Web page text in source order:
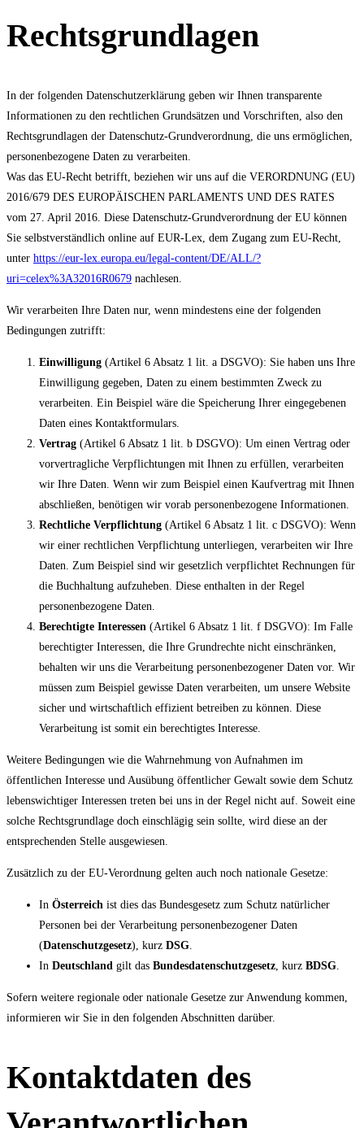
Rechtsgrundlagen
In der folgenden Datenschutzerklärung geben wir Ihnen transparente
Informationen zu den rechtlichen Grundsätzen und Vorschriften, also den
Rechtsgrundlagen der Datenschutz-Grundverordnung, die uns ermöglichen,
personenbezogene Daten zu verarbeiten.
Was das EU-Recht betrifft, beziehen wir uns auf die VERORDNUNG (EU)
2016/679 DES EUROPÄISCHEN PARLAMENTS UND DES RATES
vom 27. April 2016. Diese Datenschutz-Grundverordnung der EU können
Sie selbstverständlich online auf EUR-Lex, dem Zugang zum EU-Recht,
unter https://eur-lex.europa.eu/legal-content/DE/ALL/?
uri=celex%3A32016R0679 nachlesen.
Wir verarbeiten Ihre Daten nur, wenn mindestens eine der folgenden
Bedingungen zutrifft:
Einwilligung (Artikel 6 Absatz 1 lit. a DSGVO): Sie haben uns Ihre
Einwilligung gegeben, Daten zu einem bestimmten Zweck zu
verarbeiten. Ein Beispiel wäre die Speicherung Ihrer eingegebenen
Daten eines Kontaktformulars.
Vertrag (Artikel 6 Absatz 1 lit. b DSGVO): Um einen Vertrag oder
vorvertragliche Verpflichtungen mit Ihnen zu erfüllen, verarbeiten
wir Ihre Daten. Wenn wir zum Beispiel einen Kaufvertrag mit Ihnen
abschließen, benötigen wir vorab personenbezogene Informationen.
Rechtliche Verpflichtung (Artikel 6 Absatz 1 lit. c DSGVO): Wenn
wir einer rechtlichen Verpflichtung unterliegen, verarbeiten wir Ihre
Daten. Zum Beispiel sind wir gesetzlich verpflichtet Rechnungen für
die Buchhaltung aufzuheben. Diese enthalten in der Regel
personenbezogene Daten.
Berechtigte Interessen (Artikel 6 Absatz 1 lit. f DSGVO): Im Falle
berechtigter Interessen, die Ihre Grundrechte nicht einschränken,
behalten wir uns die Verarbeitung personenbezogener Daten vor. Wir
müssen zum Beispiel gewisse Daten verarbeiten, um unsere Website
sicher und wirtschaftlich effizient betreiben zu können. Diese
Verarbeitung ist somit ein berechtigtes Interesse.
Weitere Bedingungen wie die Wahrnehmung von Aufnahmen im
öffentlichen Interesse und Ausübung öffentlicher Gewalt sowie dem Schutz
lebenswichtiger Interessen treten bei uns in der Regel nicht auf. Soweit eine
solche Rechtsgrundlage doch einschlägig sein sollte, wird diese an der
entsprechenden Stelle ausgewiesen.
Zusätzlich zu der EU-Verordnung gelten auch noch nationale Gesetze:
In Österreich ist dies das Bundesgesetz zum Schutz natürlicher
Personen bei der Verarbeitung personenbezogener Daten
(Datenschutzgesetz), kurz DSG
In Deutschland gilt das Bundesdatenschutzgesetz , kurz BDSG
Sofern weitere regionale oder nationale Gesetze zur Anwendung kommen,
informieren wir Sie in den folgenden Abschnitten darüber.
Kontaktdaten des